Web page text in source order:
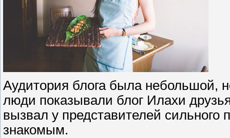
Аудитория блога была небольшой,
люди показывали блог Илахи
вызвал у представителей сильного
знакомым.